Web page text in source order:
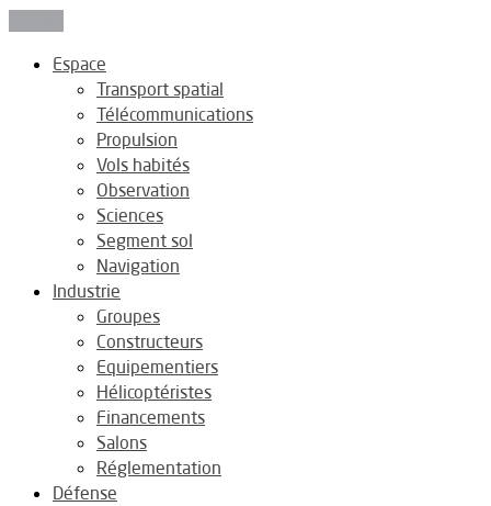
Espace
Transport spatial
Télécommunications
Propulsion
Vols habités
Observation
Sciences
Segment sol
Navigation
Industrie
Groupes
Constructeurs
Equipementiers
Hélicoptéristes
Financements
Salons
Réglementation
Défense